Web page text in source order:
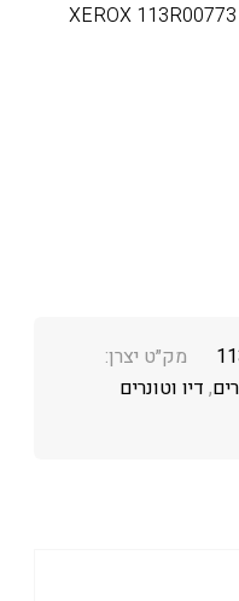
שם: תוף זירוקס 3610/3615/3655 XEROX 113R00773
מק״ט יצרן:
, דיו וטונרים